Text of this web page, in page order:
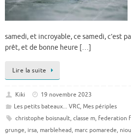
samedi, et incroyable, ce samedi, c’est
prêt, et de bonne heure […]
Lire la suite
Kiki
19 novembre 2023
Les petits bateaux... VRC, Mes périples
christophe boisnault, classe m, federation
grunge, irsa, marblehead, marc pomarede,